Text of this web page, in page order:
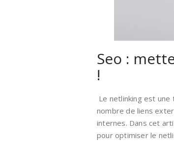
Seo :
!
Le netlinking est
nombre de liens
internes. Dans cet
pour optimiser le